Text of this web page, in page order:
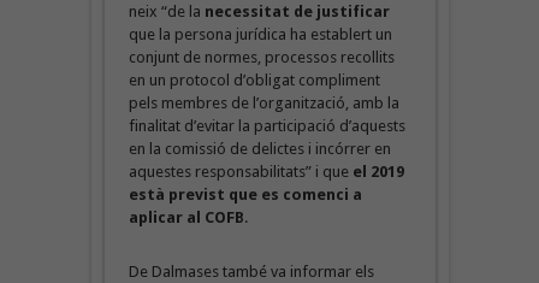
neix “de la necessitat de justificar
que la persona jurídica ha establert un
conjunt de normes, processos recollits
en un protocol d’obligat compliment
pels membres de l’organització, amb la
finalitat d’evitar la participació d’aquests
en la comissió de delictes i incórrer en
aquestes responsabilitats” i que el 2019
està previst que es comenci a
aplicar al COFB.
De Dalmases també va informar els